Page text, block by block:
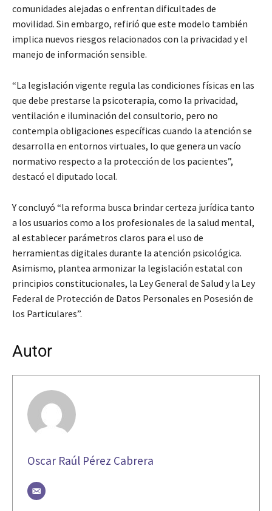
comunidades alejadas o enfrentan dificultades de
movilidad. Sin embargo, refirió que este modelo también
implica nuevos riesgos relacionados con la privacidad y el
manejo de información sensible.
“La legislación vigente regula las condiciones físicas en las
que debe prestarse la psicoterapia, como la privacidad,
ventilación e iluminación del consultorio, pero no
contempla obligaciones específicas cuando la atención se
desarrolla en entornos virtuales, lo que genera un vacío
normativo respecto a la protección de los pacientes”,
destacó el diputado local.
Y concluyó “la reforma busca brindar certeza jurídica tanto
a los usuarios como a los profesionales de la salud mental,
al establecer parámetros claros para el uso de
herramientas digitales durante la atención psicológica.
Asimismo, plantea armonizar la legislación estatal con
principios constitucionales, la Ley General de Salud y la Ley
Federal de Protección de Datos Personales en Posesión de
los Particulares”.
Autor
Oscar Raúl Pérez Cabrera